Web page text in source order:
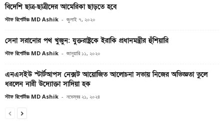
বিদেশি ছাত্র-ছাত্রীদের আমেরিকা ছাড়তে হবে
স্টাফ রিপোর্টারঃ MD Ashik - জুলাই ৭, ২০২০
সেনা সরানোর পথ খুজুন: যুক্তরাষ্ট্রকে ইরাকি প্রধানমন্ত্রীর হুঁশিয়ারি
স্টাফ রিপোর্টারঃ MD Ashik - জানুয়ারি ১১, ২০২০
এনএসইউ স্টার্টআপস নেক্সট আয়োজিত আলোচনা সভায় নিজের অভিজ্ঞতা তুলে
ধরলেন নারী উদ্যোক্তা সাদিয়া হক
স্টাফ রিপোর্টারঃ MD Ashik - নভেম্বর ২১, ২০২৪